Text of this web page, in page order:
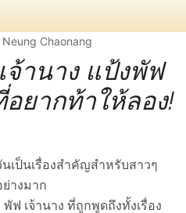
Neung Chaonang
จ้านาง แป้งพัฟ
ยากท้าให้ลอง!
เป็นเรื่องสำคัญสำหรับสาวๆ
ย่างมาก
พัฟ เจ้านาง ที่ถูกพูดถึงทั้งเรื่อง